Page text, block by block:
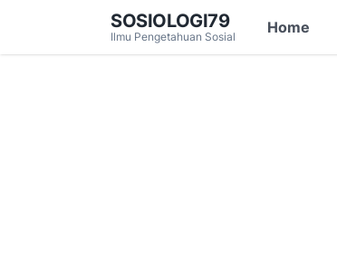
SOSIOLOGI79
Ilmu Pengetahuan Sosial
Home